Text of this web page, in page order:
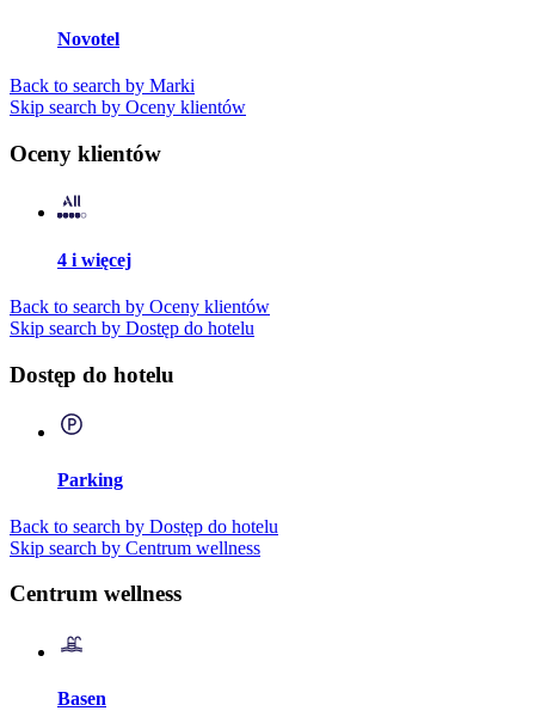
Novotel
Back to search by Marki
Skip search by Oceny klientów
Oceny klientów
4 i więcej
Back to search by Oceny klientów
Skip search by Dostęp do hotelu
Dostęp do hotelu
Parking
Back to search by Dostęp do hotelu
Skip search by Centrum wellness
Centrum wellness
Basen